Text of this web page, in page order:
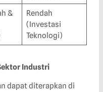
&
Rendah
(Investasi
Teknologi)
Industri
dapat diterapkan di